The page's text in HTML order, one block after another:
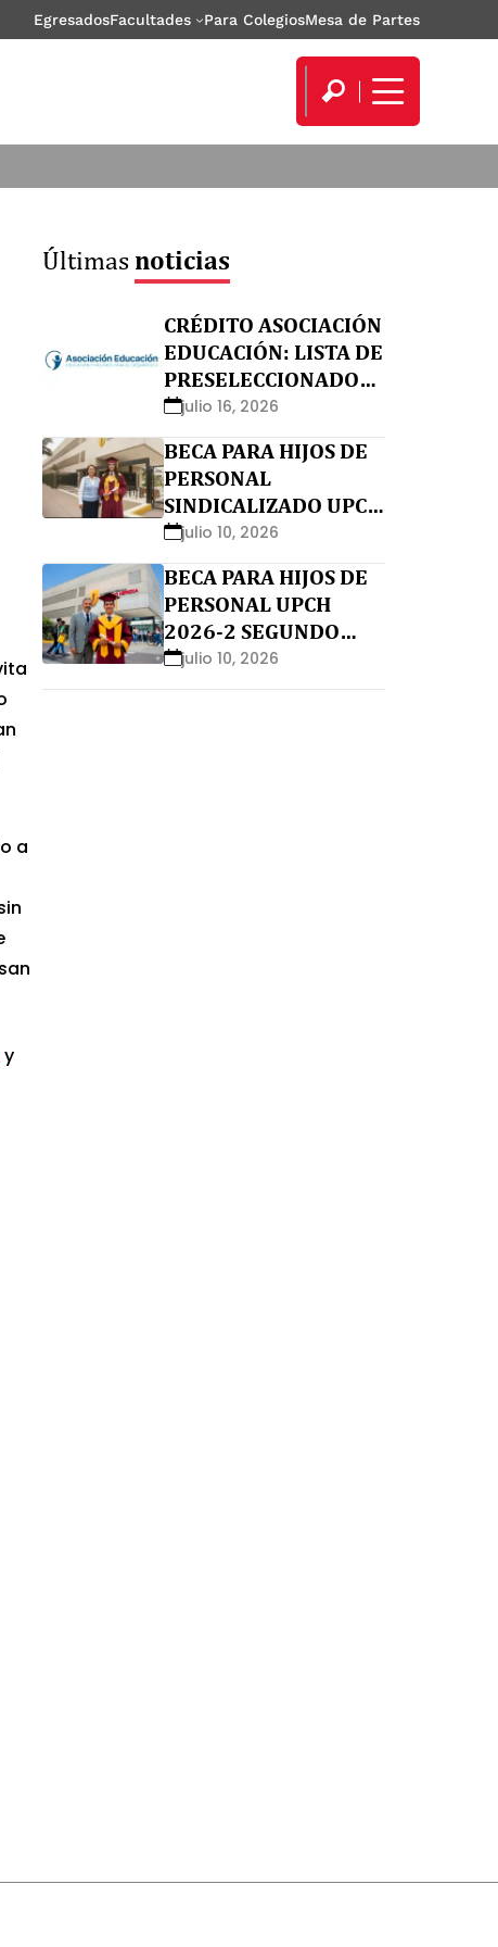
EgresadosFacultades Para ColegiosMesa de Partes
a
y
Últimasnoticias
CRÉDITO ASOCIACIÓN
EDUCACIÓN: LISTA DE
PRESELECCIONADOS
Y NO APTOS
julio 16, 2026
BECA PARA HIJOS DE
PERSONAL
SINDICALIZADO UPCH
2026-2 SEGUNDO
MOMENTO
julio 10, 2026
BECA PARA HIJOS DE
PERSONAL UPCH
2026-2 SEGUNDO
MOMENTO
julio 10, 2026